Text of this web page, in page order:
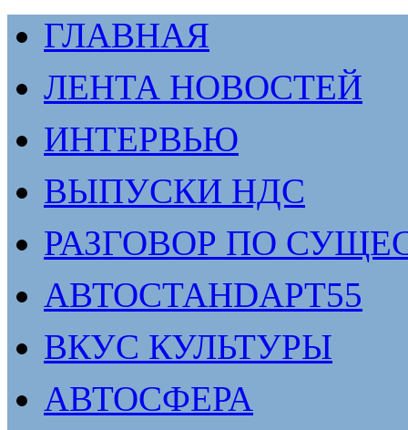
ГЛАВНАЯ
ЛЕНТА НОВОСТЕЙ
ИНТЕРВЬЮ
ВЫПУСКИ НДС
РАЗГОВОР ПО
АВТОСТАНDАРТ55
ВКУС КУЛЬТУРЫ
АВТОСФЕРА